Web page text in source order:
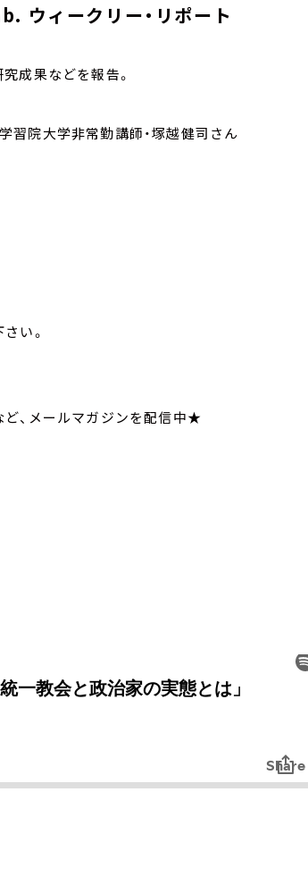
ィークリー・リポート
成果などを報告。
習院大学非常勤講師・塚越健司さん
下さい。
など、メールマガジンを配信中★